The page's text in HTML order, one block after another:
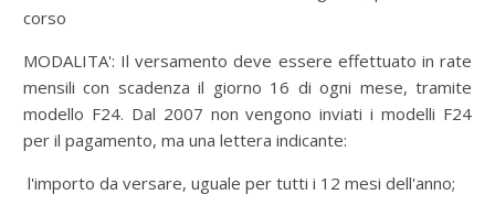
corso
MODALITA': Il versamento deve essere effettuato in rate
mensili con scadenza il giorno 16 di ogni mese, tramite
modello F24. Dal 2007 non vengono inviati i modelli F24
per il pagamento, ma una lettera indicante:
l'importo da versare, uguale per tutti i 12 mesi dell'anno;